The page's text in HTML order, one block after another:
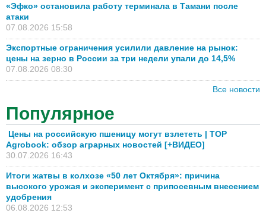
«Эфко» остановила работу терминала в Тамани после
атаки
07.08.2026 15:58
Экспортные ограничения усилили давление на рынок:
цены на зерно в России за три недели упали до 14,5%
07.08.2026 08:30
Все новости
Популярное
Цены на российскую пшеницу могут взлететь | TOP
Agrobook: обзор аграрных новостей [+ВИДЕО]
30.07.2026 16:43
Итоги жатвы в колхозе «50 лет Октября»: причина
высокого урожая и эксперимент с припосевным внесением
удобрения
06.08.2026 12:53